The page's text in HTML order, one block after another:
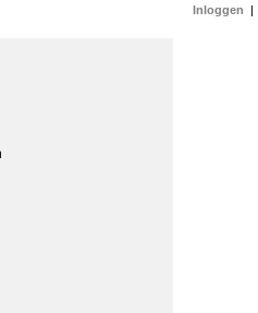
Inloggen |